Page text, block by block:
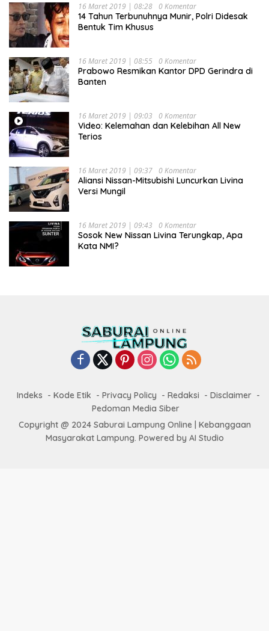
16 Maret 2019 | 08:28 0 Komentar
14 Tahun Terbunuhnya Munir, Polri Didesak
Bentuk Tim Khusus
16 Maret 2019 | 08:55 0 Komentar
Prabowo Resmikan Kantor DPD Gerindra di
Banten
16 Maret 2019 | 09:03 0 Komentar
Video: Kelemahan dan Kelebihan All New
Terios
16 Maret 2019 | 09:37 0 Komentar
Aliansi Nissan-Mitsubishi Luncurkan Livina
Versi Mungil
16 Maret 2019 | 09:43 0 Komentar
Sosok New Nissan Livina Terungkap, Apa
Kata NMI?
Indeks Kode Etik Privacy Policy Redaksi
Disclaimer
Pedoman Media Siber
Copyright @ 2024 Saburai Lampung Online | Kebanggaan
Masyarakat Lampung. Powered by AI Studio